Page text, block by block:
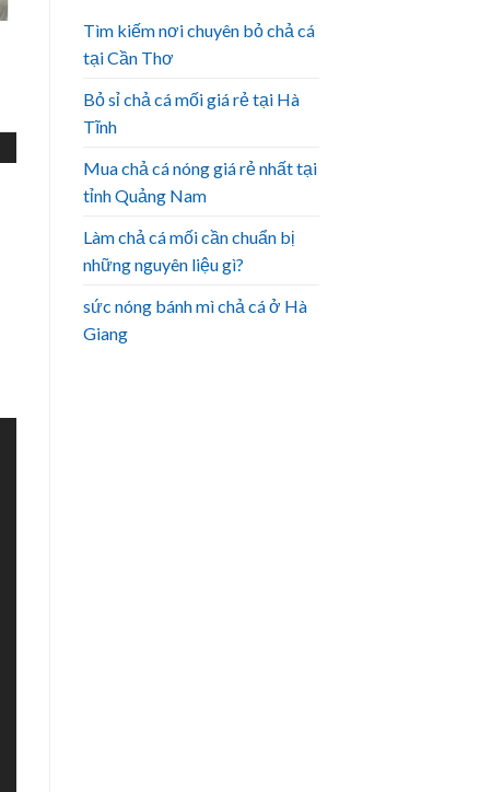
Tìm kiếm nơi chuyên bỏ chả cá
tại Cần Thơ
Bỏ sỉ chả cá mối giá rẻ tại Hà
Tĩnh
Mua chả cá nóng giá rẻ nhất tại
tỉnh Quảng Nam
Làm chả cá mối cần chuẩn bị
những nguyên liệu gì?
sức nóng bánh mì chả cá ở Hà
Giang